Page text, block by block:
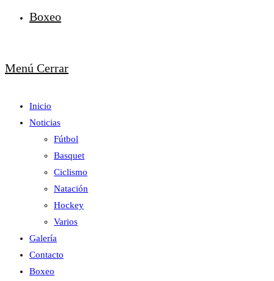
Boxeo
Menú Cerrar
Inicio
Noticias
Fútbol
Basquet
Ciclismo
Natación
Hockey
Varios
Galería
Contacto
Boxeo